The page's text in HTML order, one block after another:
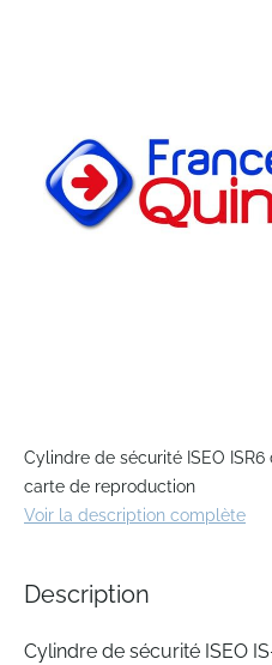
to
the
beginning
of
gallery
Cylindre de sécurité ISEO
carte de reproduction
Voir la description complète
Description
Cylindre de sécurité ISEO